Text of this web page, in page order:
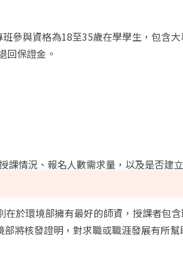
參與資格為18至35歲在學學生，包含
回保證金。
情況、報名人數需求量，以及是否建
於環境部擁有最好的師資，授課者包含
將核發證明，對求職或職涯發展有所幫